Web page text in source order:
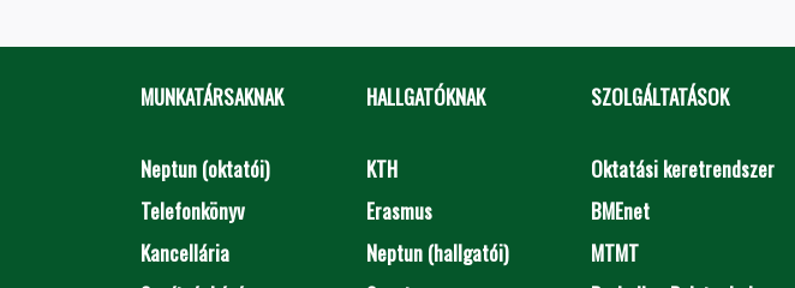
MUNKATÁRSAKNAK
Neptun (oktatói)
Telefonkönyv
Kancellária
HALLGATÓKNAK
KTH
Erasmus
Neptun (hallgatói)
SZOLGÁLTATÁSOK
Oktatási keretrendszer
BMEnet
MTMT